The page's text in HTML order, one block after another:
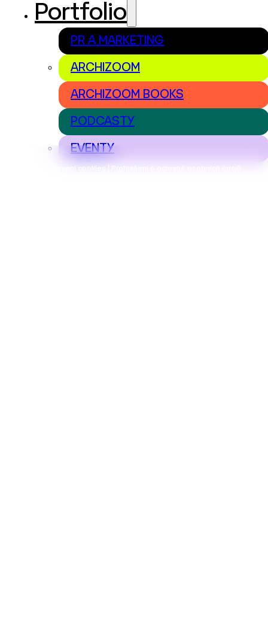
Nastavení cookies | Prohlášení o ochraně osobních údajů
Portfolio
PR A MARKETING
ARCHIZOOM
ARCHIZOOM BOOKS
PODCASTY
EVENTY